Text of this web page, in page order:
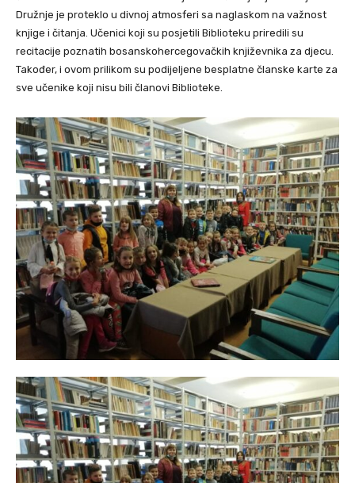
Družnje je proteklo u divnoj atmosferi sa naglaskom na važnost
knjige i čitanja. Učenici koji su posjetili Biblioteku priredili su
recitacije poznatih bosanskohercegovačkih književnika za djecu.
Također, i ovom prilikom su podijeljene besplatne članske karte za
sve učenike koji nisu bili članovi Biblioteke.